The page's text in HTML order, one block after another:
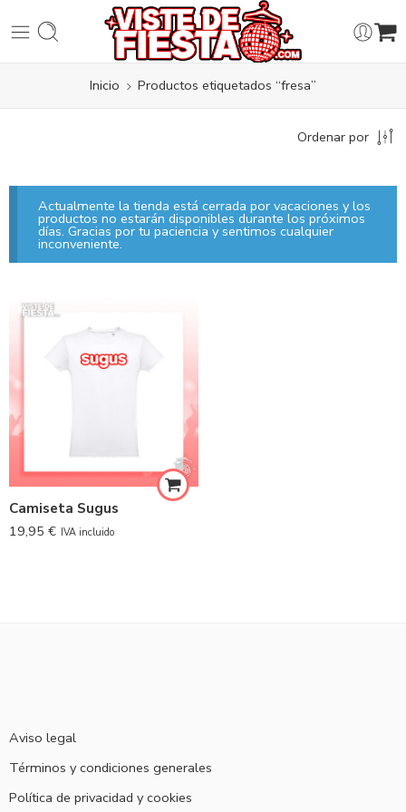
Inicio Productos etiquetados “fresa”
Ordenar por
Actualmente la tienda está cerrada por vacaciones y los
productos no estarán disponibles durante los próximos
días. Gracias por tu paciencia y sentimos cualquier
inconveniente.
Camiseta Sugus
19,95 € IVA incluido
Aviso legal
Términos y condiciones generales
Política de privacidad y cookies